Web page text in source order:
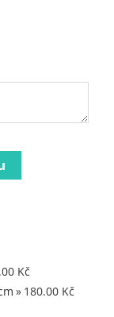
Kč
180.00 Kč